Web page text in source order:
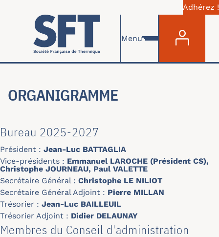
Skip to main content
Adhérez !
Menu
ORGANIGRAMME
Bureau 2025-2027
Président : Jean-Luc BATTAGLIA
Vice-présidents : Emmanuel LAROCHE (Président CS),
Christophe JOURNEAU, Paul VALETTE
Secrétaire Général : Christophe LE NILIOT
Secrétaire Général Adjoint : Pierre MILLAN
Trésorier : Jean-Luc BAILLEUIL
Trésorier Adjoint : Didier DELAUNAY
Membres du Conseil d'administration